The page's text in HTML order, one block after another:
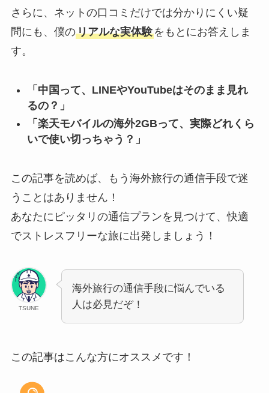
さらに、ネットの口コミだけでは分かりにくい疑
問にも、僕のリアルな実体験をもとにお答えしま
す。
「中国って、LINEやYouTubeはそのまま見れ
るの？」
「楽天モバイルの海外2GBって、実際どれくら
いで使い切っちゃう？」
この記事を読めば、もう海外旅行の通信手段で迷
うことはありません！
あなたにピッタリの通信プランを見つけて、快適
でストレスフリーな旅に出発しましょう！
TSUNE
海外旅行の通信手段に悩んでいる
人は必見だぞ！
この記事はこんな方にオススメです！